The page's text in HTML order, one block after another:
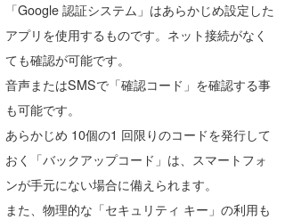
「Google 認証システム」はあらかじめ設定した
アプリを使用するものです。ネット接続がなく
ても確認が可能です。
音声またはSMSで「確認コード」を確認する事
も可能です。
あらかじめ 10個の1 回限りのコードを発行して
おく「バックアップコード」は、スマートフォ
ンが手元にない場合に備えられます。
また、物理的な「セキュリティ キー」の利用も
大野”MAR”修聖
喜納海人
H
KID
KOBU
KY
MIN
mitz